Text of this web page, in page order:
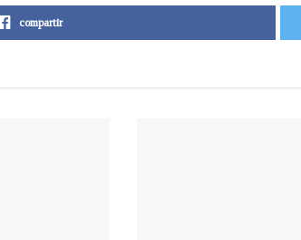
compartir